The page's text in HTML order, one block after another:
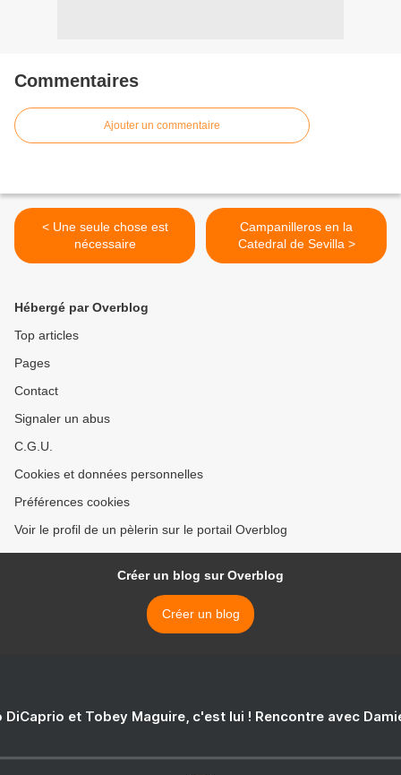
Commentaires
Ajouter un commentaire
< Une seule chose est
nécessaire
Campanilleros en la
Catedral de Sevilla >
Hébergé par Overblog
Top articles
Pages
Contact
Signaler un abus
C.G.U.
Cookies et données personnelles
Préférences cookies
Voir le profil de un pèlerin sur le portail Overblog
Créer un blog sur Overblog
Créer un blog
DiCaprio et Tobey Maguire, c'est lui ! Rencontre avec